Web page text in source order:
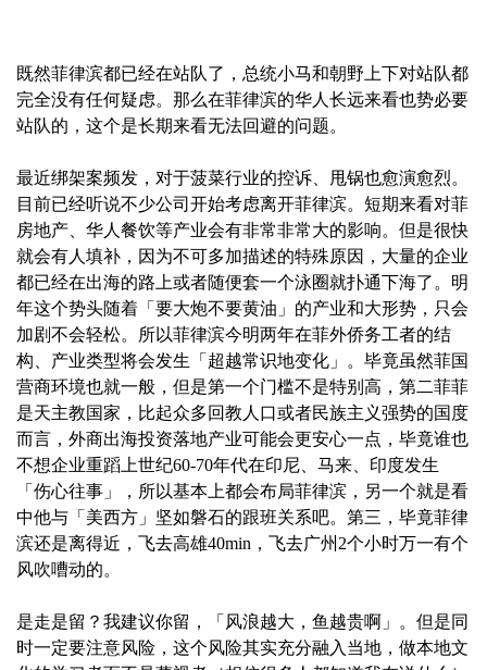
既然菲律滨都已经在站队了，总统小马和朝野上下对站队都
完全没有任何疑虑。那么在菲律滨的华人长远来看也势必要
站队的，这个是长期来看无法回避的问题。
最近绑架案频发，对于菠菜行业的控诉、甩锅也愈演愈烈。
目前已经听说不少公司开始考虑离开菲律滨。短期来看对菲
房地产、华人餐饮等产业会有非常非常大的影响。但是很快
就会有人填补，因为不可多加描述的特殊原因，大量的企业
都已经在出海的路上或者随便套一个泳圈就扑通下海了。明
年这个势头随着「要大炮不要黄油」的产业和大形势，只会
加剧不会轻松。所以菲律滨今明两年在菲外侨务工者的结
构、产业类型将会发生「超越常识地变化」。毕竟虽然菲国
营商环境也就一般，但是第一个门槛不是特别高，第二菲菲
是天主教国家，比起众多回教人口或者民族主义强势的国度
而言，外商出海投资落地产业可能会更安心一点，毕竟谁也
不想企业重蹈上世纪60-70年代在印尼、马来、印度发生
「伤心往事」，所以基本上都会布局菲律滨，另一个就是看
中他与「美西方」坚如磐石的跟班关系吧。第三，毕竟菲律
滨还是离得近，飞去高雄40min，飞去广州2个小时万一有个
风吹嘈动的。
是走是留？我建议你留，「风浪越大，鱼越贵啊」。但是同
时一定要注意风险，这个风险其实充分融入当地，做本地文